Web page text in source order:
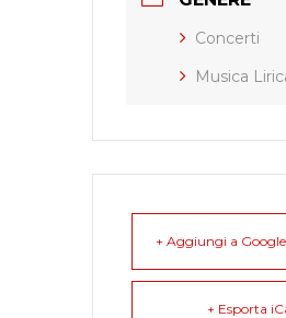
Concerti
Musica
+ Aggiungi a
+ Esporta